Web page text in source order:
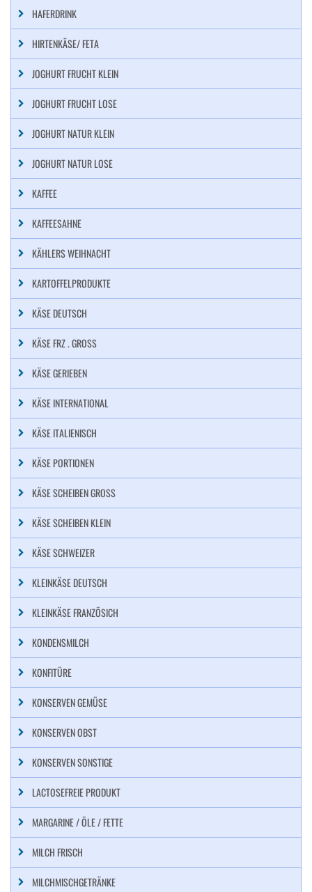
HAFERDRINK
HIRTENKÄSE/ FETA
JOGHURT FRUCHT KLEIN
JOGHURT FRUCHT LOSE
JOGHURT NATUR KLEIN
JOGHURT NATUR LOSE
KAFFEE
KAFFEESAHNE
KÄHLERS WEIHNACHT
KARTOFFELPRODUKTE
KÄSE DEUTSCH
KÄSE FRZ . GROSS
KÄSE GERIEBEN
KÄSE INTERNATIONAL
KÄSE ITALIENISCH
KÄSE PORTIONEN
KÄSE SCHEIBEN GROSS
KÄSE SCHEIBEN KLEIN
KÄSE SCHWEIZER
KLEINKÄSE DEUTSCH
KLEINKÄSE FRANZÖSICH
KONDENSMILCH
KONFITÜRE
KONSERVEN GEMÜSE
KONSERVEN OBST
KONSERVEN SONSTIGE
LACTOSEFREIE PRODUKT
MARGARINE / ÖLE / FETTE
MILCH FRISCH
MILCHMISCHGETRÄNKE